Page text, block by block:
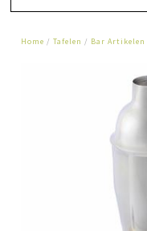
Home /Tafelen / Bar Artikelen